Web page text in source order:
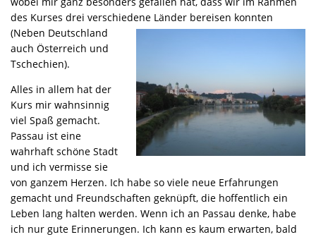
des Kurses drei verschiedene Länder bereisen konnten
(Neben Deutschland
auch Österreich und
Tschechien).
Alles in allem hat der
Kurs mir wahnsinnig
viel Spaß gemacht.
Passau ist eine
wahrhaft schöne Stadt
und ich vermisse sie
von ganzem Herzen. Ich habe so viele neue Erfahrungen
gemacht und Freundschaften geknüpft, die hoffentlich ein
Leben lang halten werden. Wenn ich an Passau denke, habe
ich nur gute Erinnerungen. Ich kann es kaum erwarten, bald